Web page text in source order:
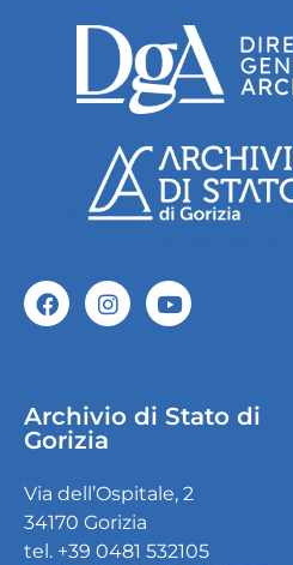
Archivio di Stato di
Gorizia
Via dell’Ospitale, 2
34170 Gorizia
tel. +39 0481 532105